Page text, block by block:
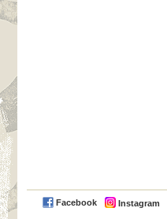
Facebook Instagram